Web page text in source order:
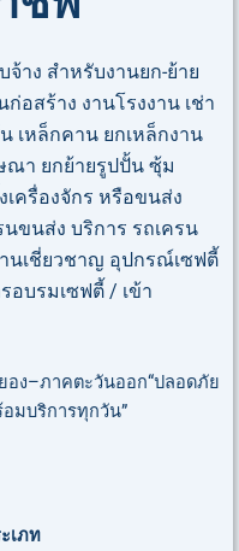
าง สำหรับงานยก-ย้าย
อสร้าง งานโรงงาน เช่า
เหล็กคาน ยกเหล็กงาน
ณา ยกย้ายรูปปั้น ซุ้ม
เครื่องจักร หรือขนส่ง
นขนส่ง บริการ รถเครน
นเชี่ยวชาญ อุปกรณ์เซฟตี้
อบรมเซฟตี้ / เข้า
ง–ภาคตะวันออก“ปลอดภัย
มบริการทุกวัน”
เภท